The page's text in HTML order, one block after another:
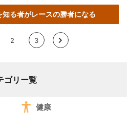
知る者がレースの勝者になる
2 3 >
ゴリー覧
健康